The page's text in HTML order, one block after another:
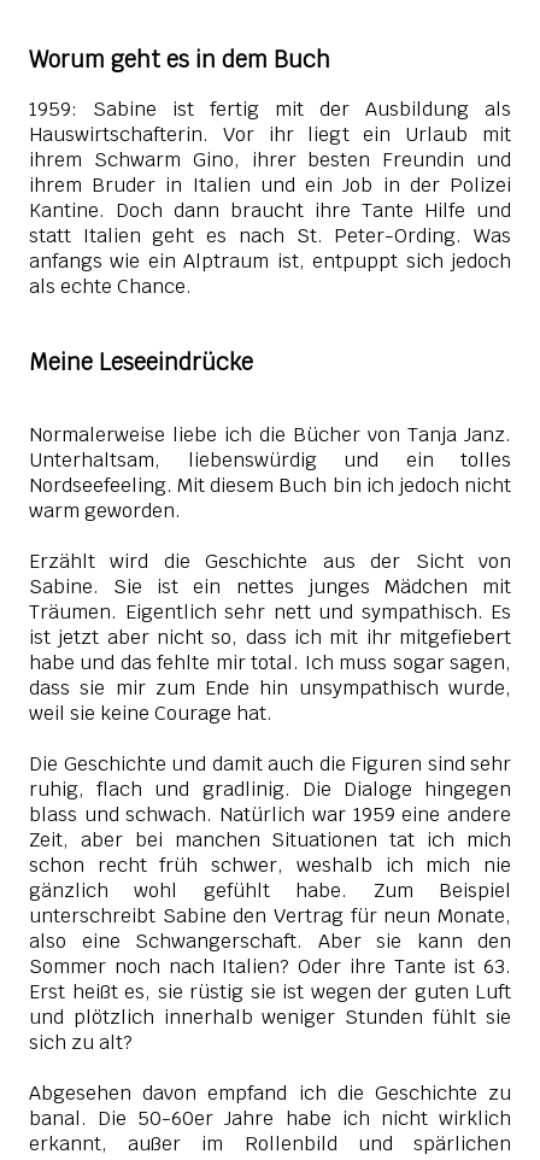
Worum geht es in dem Buch
1959: Sabine ist fertig mit der Ausbildung als
Hauswirtschafterin. Vor ihr liegt ein Urlaub mit
ihrem Schwarm Gino, ihrer besten Freundin und
ihrem Bruder in Italien und ein Job in der Polizei
Kantine. Doch dann braucht ihre Tante Hilfe und
statt Italien geht es nach St. Peter-Ording. Was
anfangs wie ein Alptraum ist, entpuppt sich jedoch
als echte Chance.
Meine Leseeindrücke
Normalerweise liebe ich die Bücher von Tanja Janz.
Unterhaltsam, liebenswürdig und ein tolles
Nordseefeeling. Mit diesem Buch bin ich jedoch nicht
warm geworden.
Erzählt wird die Geschichte aus der Sicht von
Sabine. Sie ist ein nettes junges Mädchen mit
Träumen. Eigentlich sehr nett und sympathisch. Es
ist jetzt aber nicht so, dass ich mit ihr mitgefiebert
habe und das fehlte mir total. Ich muss sogar sagen,
dass sie mir zum Ende hin unsympathisch wurde,
weil sie keine Courage hat.
Die Geschichte und damit auch die Figuren sind sehr
ruhig, flach und gradlinig. Die Dialoge hingegen
blass und schwach. Natürlich war 1959 eine andere
Zeit, aber bei manchen Situationen tat ich mich
schon recht früh schwer, weshalb ich mich nie
gänzlich wohl gefühlt habe. Zum Beispiel
unterschreibt Sabine den Vertrag für neun Monate,
also eine Schwangerschaft. Aber sie kann den
Sommer noch nach Italien? Oder ihre Tante ist 63.
Erst heißt es, sie rüstig sie ist wegen der guten Luft
und plötzlich innerhalb weniger Stunden fühlt sie
sich zu alt?
Abgesehen davon empfand ich die Geschichte zu
banal. Die 50-60er Jahre habe ich nicht wirklich
erkannt, außer im Rollenbild und spärlichen